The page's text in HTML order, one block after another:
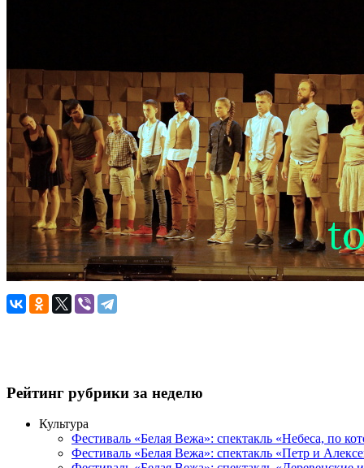
Рейтинг рубрики за неделю
Культура
Фестиваль «Белая Вежа»: спектакль «Небеса, по
Фестиваль «Белая Вежа»: спектакль «Петр и